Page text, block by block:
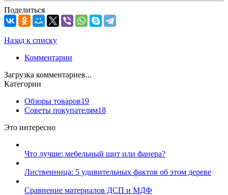
Поделиться
Назад к списку
Комментарии
Загрузка комментариев...
Категории
Обзоры товаров19
Советы покупателям18
Это интересно
Что лучше: мебельный щит или фанера?
Лиственница: 5 удивительных фактов об этом дереве
Сравнение материалов ДСП и МДФ